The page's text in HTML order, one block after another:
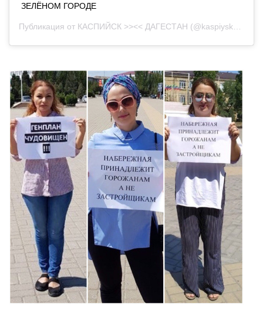
ЗЕЛЁНОМ ГОРОДЕ
Публикация от КАСПИЙСК >><< ДАГЕСТАН (@kaspiysk_dagestan_)